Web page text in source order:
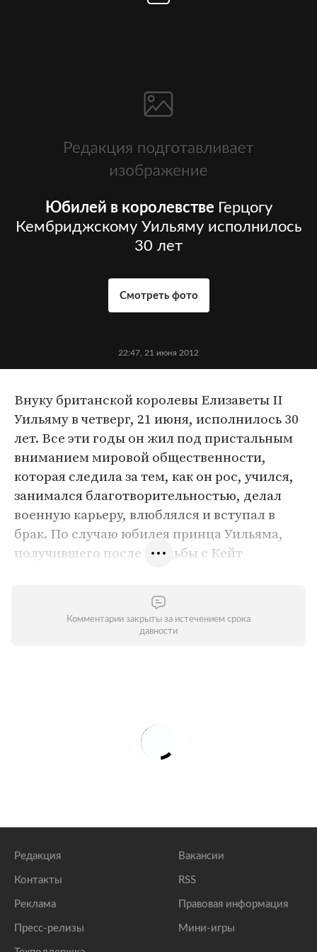
Юбилей в королевстве Герцогу
Кембриджскому Уильяму исполнилось
30 лет
Смотреть фото
22:47, 21 июня 2012
Внуку британской королевы Елизаветы II
Уильяму в четверг, 21 июня, исполнилось 30
лет. Все эти годы он жил под пристальным
вниманием мировой общественности,
которая следила за тем, как он рос, учился,
занимался благотворительностью, делал
военную карьеру, влюблялся и вступал в
брак. По случаю юбилея принца Уильяма,
получившего после свадьбы с Кейт
фотографии разных лет.
Комментарии закрыты за истечением срока
давности
Редакция
Контакты
Реклама
Пресс-релизы
Вакансии
RSS
Правовая информация
Мини-игры